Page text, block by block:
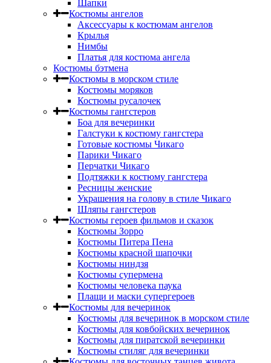
Шапки
Костюмы ангелов
Аксессуары к костюмам ангелов
Крылья
Нимбы
Платья для костюма ангела
Костюмы бэтмена
Костюмы в морском стиле
Костюмы моряков
Костюмы русалочек
Костюмы гангстеров
Боа для вечеринки
Галстуки к костюму гангстера
Готовые костюмы Чикаго
Парики Чикаго
Перчатки Чикаго
Подтяжки к костюму гангстера
Ресницы женские
Украшения на голову в стиле Чикаго
Шляпы гангстеров
Костюмы героев фильмов и сказок
Костюмы Зорро
Костюмы Питера Пена
Костюмы красной шапочки
Костюмы ниндзя
Костюмы супермена
Костюмы человека паука
Плащи и маски супергероев
Костюмы для вечеринок
Костюмы для вечеринок в морском стиле
Костюмы для ковбойских вечеринок
Костюмы для пиратской вечеринки
Костюмы стиляг для вечеринки